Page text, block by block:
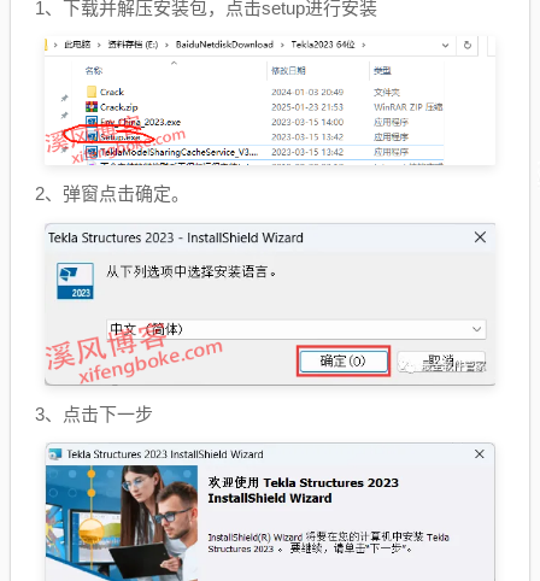
1、下载并解压安装包，点击setup进行安装
2、弹窗点击确定。
3、点击下一步